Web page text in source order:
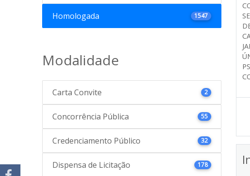
Homologada 1547
Modalidade
Carta Convite 2
Concorrência Pública 55
Credenciamento Público 32
Dispensa de Licitação 178